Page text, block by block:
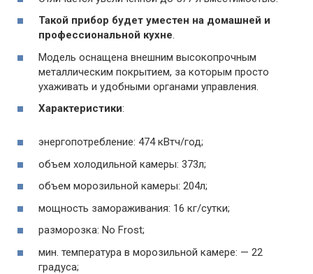
Такой прибор будет уместен на домашней и
профессиональной кухне.
Модель оснащена внешним высокопрочным
металлическим покрытием, за которым просто
ухаживать и удобными органами управления.
Характеристики:
энергопотребление: 474 кВтч/год;
объем холодильной камеры: 373л;
объем морозильной камеры: 204л;
мощность замораживания: 16 кг/сутки;
разморозка: No Frost;
мин. температура в морозильной камере: — 22
градуса;